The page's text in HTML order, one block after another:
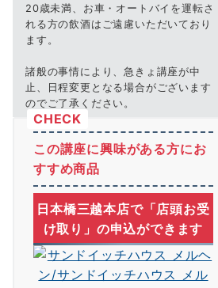
20歳未満、お車・オートバイを運転さ
れる方の飲酒はご遠慮いただいており
ます。
諸般の事情により、急きょ講座が中
止、日程変更となる場合がございます
のでご了承ください。
この講座に興味がある方にお
すすめ商品
日本橋三越本店で「店頭お受
け取り」 の申込ができます